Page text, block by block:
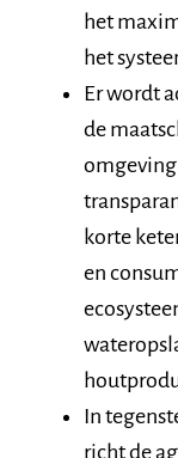
het
het
Er wordt
de
korte
en
In
richt de